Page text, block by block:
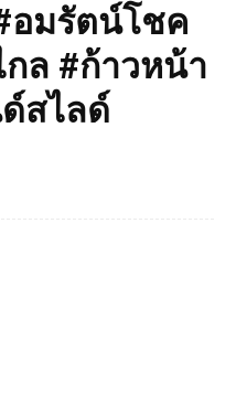
อมรัตน์โชค
ล #ก้าวหน้า
สไลด์